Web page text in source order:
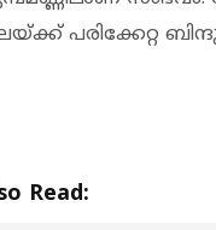
പരിക്കേറ്റ
Read: